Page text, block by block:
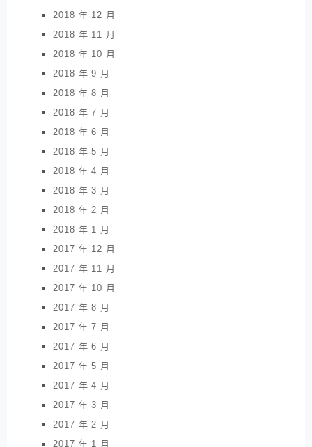
2018 年 12 月
2018 年 11 月
2018 年 10 月
2018 年 9 月
2018 年 8 月
2018 年 7 月
2018 年 6 月
2018 年 5 月
2018 年 4 月
2018 年 3 月
2018 年 2 月
2018 年 1 月
2017 年 12 月
2017 年 11 月
2017 年 10 月
2017 年 8 月
2017 年 7 月
2017 年 6 月
2017 年 5 月
2017 年 4 月
2017 年 3 月
2017 年 2 月
2017 年 1 月